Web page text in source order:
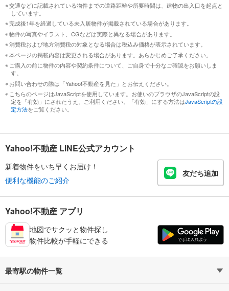
交通などに記載されている物件までの道路距離や所要時間は、建物の出入口を起点と
しています。
完成後1年を経過している未入居物件が掲載されている場合があります。
物件の写真やイラスト、CGなどは実際と異なる場合があります。
消費税および地方消費税の対象となる場合は税込み価格が表示されています。
本ページの掲載内容は変更される場合があります。あらかじめご了承ください。
ご購入の前に物件の内容や契約条件について、ご自身で十分なご確認をお願いしま
す。
お問い合わせの際は「Yahoo!不動産を見た」とお伝えください。
こちらのページはJavaScriptを使用しています。お使いのブラウザのJavaScriptの設
定を「有効」にされたうえ、ご利用ください。「有効」にする方法はJavaScriptの設
定方法をご覧ください。
Yahoo!不動産 LINE公式アカウント
新着物件をいち早くお届け！
便利な機能のご紹介
友だち追加
Yahoo!不動産 アプリ
地図でサクッと物件探し
物件比較が手軽にできる
最寄駅の物件一覧